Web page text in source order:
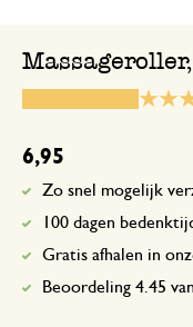
6,95
Zo snel mogelijk
100 dagen
Gratis afhalen in
Beoordeling 4.45